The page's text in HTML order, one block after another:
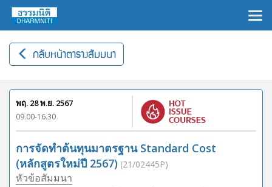
กลับหน้าตารางสัมมนา
พฤ. 28 พ.ย. 2567
09.00-16.30
การจัดทำต้นทุนมาตรฐาน Standard Cost
(หลักสูตรใหม่ปี 2567) (21/02445P)
หัวข้อสัมมนา
×